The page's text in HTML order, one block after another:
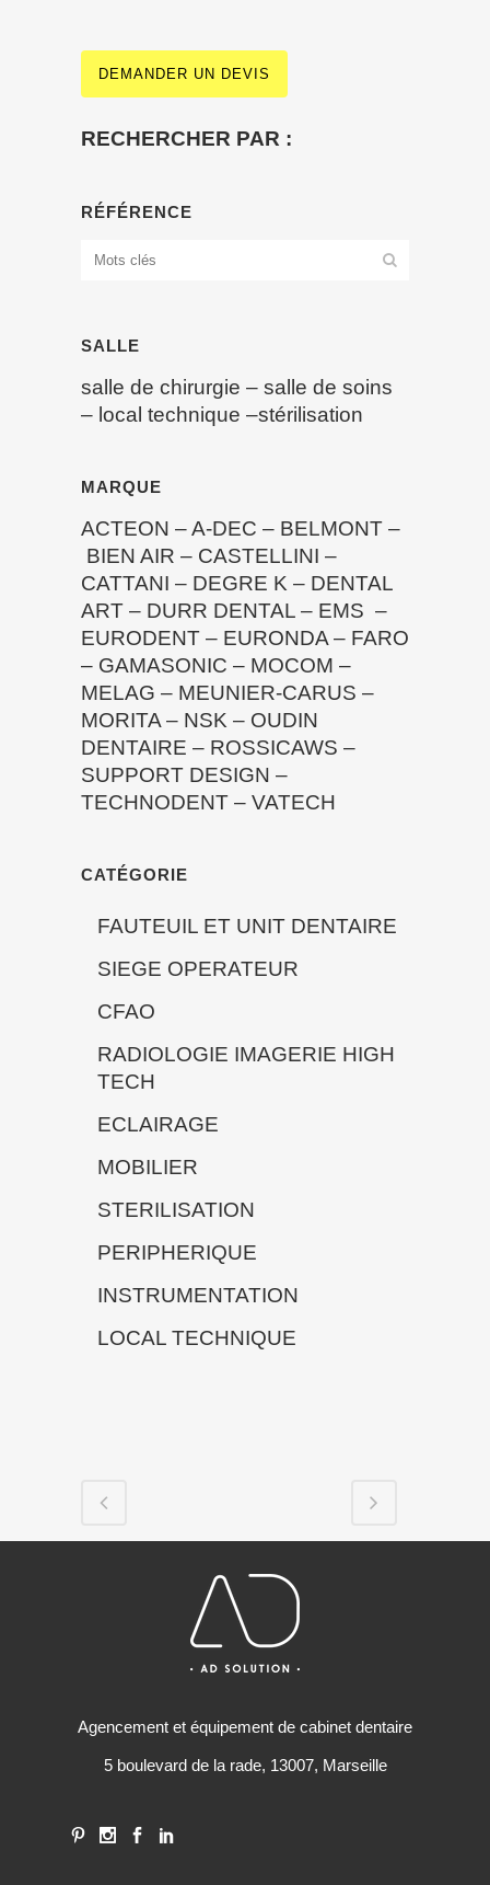
DEMANDER UN DEVIS
RECHERCHER PAR :
RÉFÉRENCE
SALLE
salle de chirurgie – salle de soins
– local technique –stérilisation
MARQUE
ACTEON –A-DEC – BELMONT –
BIEN AIR – CASTELLINI –
CATTANI – DEGRE K – DENTAL
ART – DURR DENTAL – EMS –
EURODENT – EURONDA – FARO
– GAMASONIC – MOCOM –
MELAG – MEUNIER-CARUS –
MORITA – NSK – OUDIN
DENTAIRE – ROSSICAWS –
SUPPORT DESIGN –
TECHNODENT – VATECH
CATÉGORIE
FAUTEUIL ET UNIT DENTAIRE
SIEGE OPERATEUR
CFAO
RADIOLOGIE IMAGERIE HIGH
TECH
ECLAIRAGE
MOBILIER
STERILISATION
PERIPHERIQUE
INSTRUMENTATION
LOCAL TECHNIQUE
Agencement et équipement de cabinet dentaire
5 boulevard de la rade, 13007, Marseille